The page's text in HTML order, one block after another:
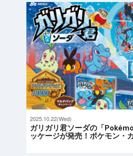
2025.10.22(Wed)
ガリガリ君ソーダの「
ッケージが発売！ポケモン・